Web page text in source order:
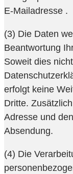
E-Mailadresse .
(3) Die Daten
Beantwortung
Soweit dies
erfolgt keine
Dritte.
Adresse und
Absendung.
(4) Die